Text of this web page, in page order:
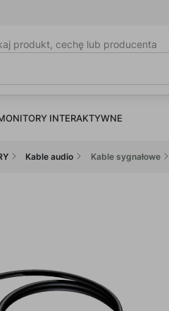
produkt, cechę lub producenta
INTERAKTYWNE
Kable audio Kable sygnałowe